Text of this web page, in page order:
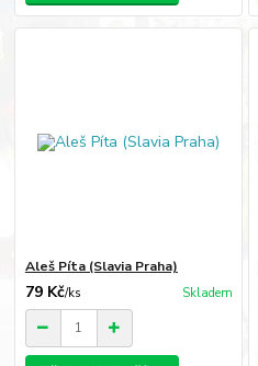
Aleš Píta (Slavia Praha)
79 Kč/ks Skladem